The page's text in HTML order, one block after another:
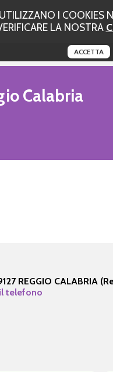
I COOKIES
LA NOSTRA
ACCETTA
Calabria
REGGIO CALABRIA
telefono